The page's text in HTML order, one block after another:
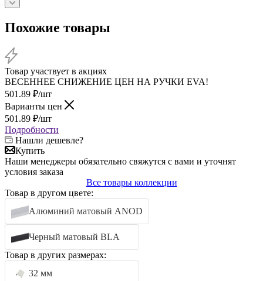
Похожие товары
Товар участвует в акциях
ВЕСЕННЕЕ СНИЖЕНИЕ ЦЕН НА РУЧКИ EVA!
501.89 ₽/шт
Варианты цен
501.89 ₽/шт
Подробности
Нашли дешевле?
Купить
Наши менеджеры обязательно свяжутся с вами и уточнят
условия заказа
Все товары коллекции
Товар в другом цвете:
Алюминий матовый ANOD
Черный матовый BLA
Товар в других размерах:
32 мм